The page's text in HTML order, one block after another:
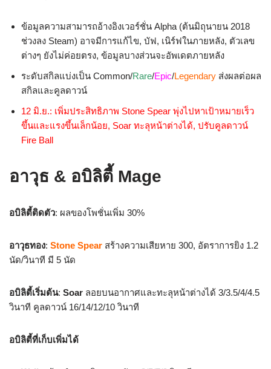
ข้อมูลความสามารถอ้างอิงเวอร์ชั่น Alpha (ต้นมิถุนายน 2018
ช่วงลง Steam) อาจมีการแก้ไข, บัฟ, เนิร์ฟในภายหลัง, ตัวเลข
ต่างๆ ยังไม่ค่อยตรง, ข้อมูลบางส่วนจะอัพเดตภายหลัง
ระดับสกิลแบ่งเป็น Common/Rare/Epic/Legendary ส่งผลต่อผล
สกิลและคูลดาวน์
12 มิ.ย.: เพิ่มประสิทธิภาพ Stone Spear พุ่งไปหาเป้าหมายเร็ว
ขึ้นและแรงขึ้นเล็กน้อย, Soar ทะลุหน้าต่างได้, ปรับคูลดาวน์
Fire Ball
อาวุธ & อบิลิตี้ Mage
อบิลิตี้ติดตัว: ผลของโพชั่นเพิ่ม 30%
อาวุธทอง: Stone Spear สร้างความเสียหาย 300, อัตราการยิง 1.2
นัด/วินาที มี 5 นัด
อบิลิตี้เริ่มต้น: Soar ลอยบนอากาศและทะลุหน้าต่างได้ 3/3.5/4/4.5
วินาที คูลดาวน์ 16/14/12/10 วินาที
อบิลิตี้ที่เก็บเพิ่มได้